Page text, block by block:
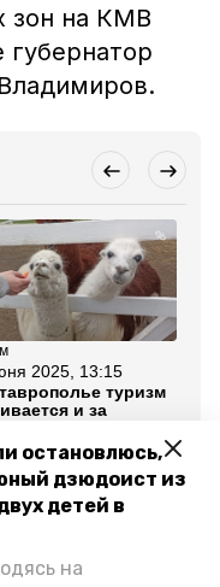
остановлюсь,
дзюдоист из
детей в
на
зон на КМВ
губернатор
2025, 13:15
туризм
и за
региона